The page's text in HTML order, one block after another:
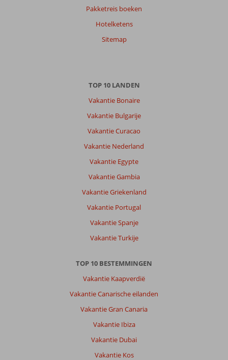
Pakketreis boeken
Hotelketens
Sitemap
TOP 10 LANDEN
Vakantie Bonaire
Vakantie Bulgarije
Vakantie Curacao
Vakantie Nederland
Vakantie Egypte
Vakantie Gambia
Vakantie Griekenland
Vakantie Portugal
Vakantie Spanje
Vakantie Turkije
TOP 10 BESTEMMINGEN
Vakantie Kaapverdië
Vakantie Canarische eilanden
Vakantie Gran Canaria
Vakantie Ibiza
Vakantie Dubai
Vakantie Kos